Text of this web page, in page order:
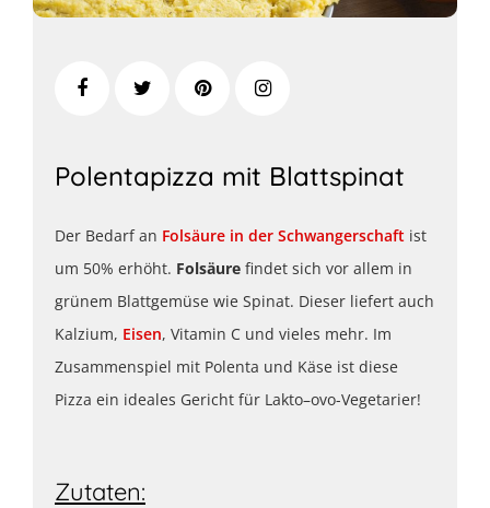
Polentapizza mit Blattspinat
Der Bedarf an Folsäure in der Schwangerschaft ist
um 50% erhöht. Folsäure findet sich vor allem in
grünem Blattgemüse wie Spinat. Dieser liefert auch
Kalzium, Eisen, Vitamin C und vieles mehr. Im
Zusammenspiel mit Polenta und Käse ist diese
Pizza ein ideales Gericht für Lakto–ovo-Vegetarier!
Zutaten: